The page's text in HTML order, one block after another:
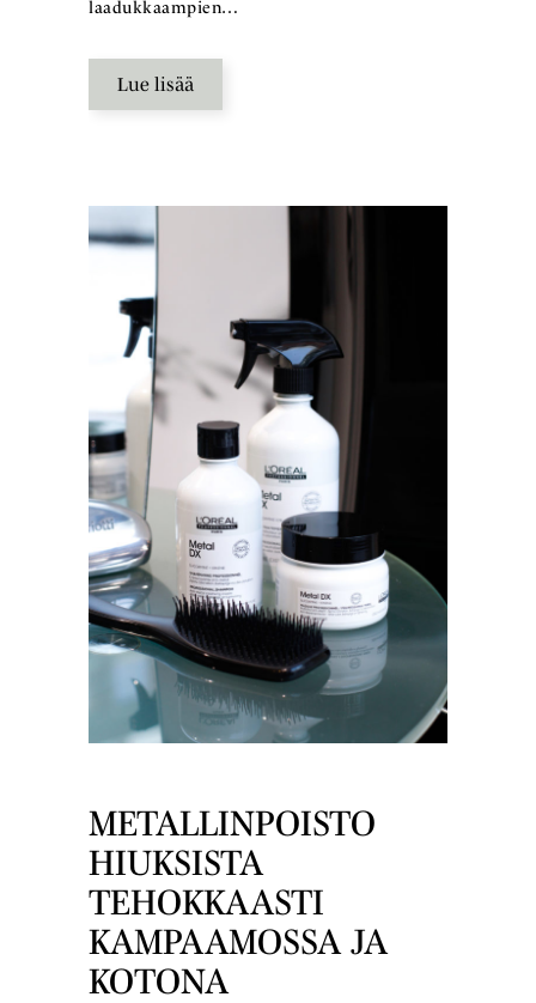
laadukkaampien…
Lue lisää
METALLINPOISTO
HIUKSISTA
TEHOKKAASTI
KAMPAAMOSSA JA
KOTONA